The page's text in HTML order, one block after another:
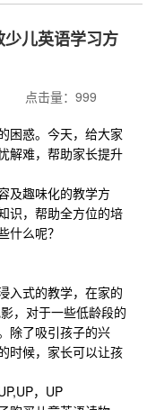
儿英语学习方
点击量：999
困惑。今天，给大家
解难，帮助家长提升
及趣味化的教学方
识，帮助全方位的培
什么呢？
入式的教学，在家的
，对于一些低龄段的
除了吸引孩子的兴
时候，家长可以让孩
，UP